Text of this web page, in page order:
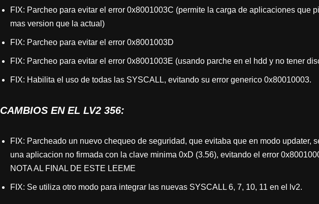
FIX: Parcheo para evitar el error 0x8001003C (permite la carga de aplicaciones que
mas version que la actual)
FIX: Parcheo para evitar el error 0x8001003D
FIX: Parcheo para evitar el error 0x8001003E (usando parche en el hdd y no tener
FIX: Habilita el uso de todas las SYSCALL, evitando su error generico 0x80010003.
CAMBIOS EN EL LV2 356:
FIX: Parcheado un nuevo chequeo de seguridad, que evitaba que en modo updater,
una aplicacion no firmada con la clave minima 0xD (3.56), evitando el error
NOTA AL FINAL DE ESTE LEEME
FIX: Se utiliza otro modo para integrar las nuevas SYSCALL 6, 7, 10, 11 en el lv2.